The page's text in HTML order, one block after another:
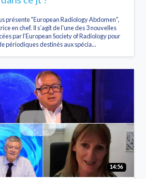
présente "European Radiology Abdomen",
en chef. Il s’agit de l'une des 3 nouvelles
par l'European Society of Radiology pour
périodiques destinés aux spécia...
14:56